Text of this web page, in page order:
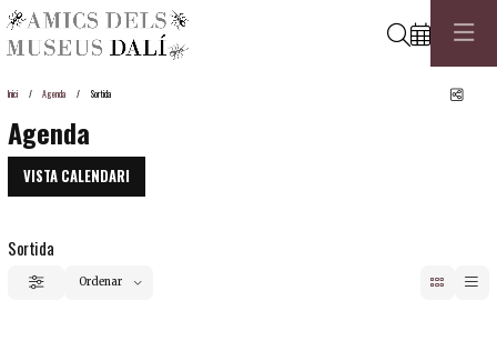
Cerca
Inici Agenda Sortida
Agenda
VISTA CALENDARI
Sortida
Filtrar Ordenar